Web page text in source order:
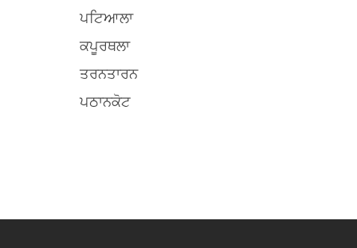
ਪਟਿਆਲਾ
ਕਪੂਰਥਲਾ
ਤਰਨਤਾਰਨ
ਪਠਾਨਕੋਟ